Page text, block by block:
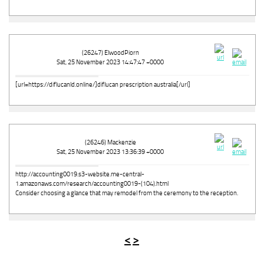
(26247) ElwoodPiorn
Sat, 25 November 2023 14:47:47 +0000
[url=https://diflucanld.online/]diflucan prescription australia[/url]
(26246) Mackenzie
Sat, 25 November 2023 13:36:39 +0000
http://accounting0019.s3-website.me-central-
1.amazonaws.com/research/accounting0019-(104).html
Consider choosing a glance that may remodel from the ceremony to the reception.
< >